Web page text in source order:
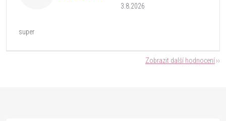
3.8.2026
super
Zobrazit další hodnocení